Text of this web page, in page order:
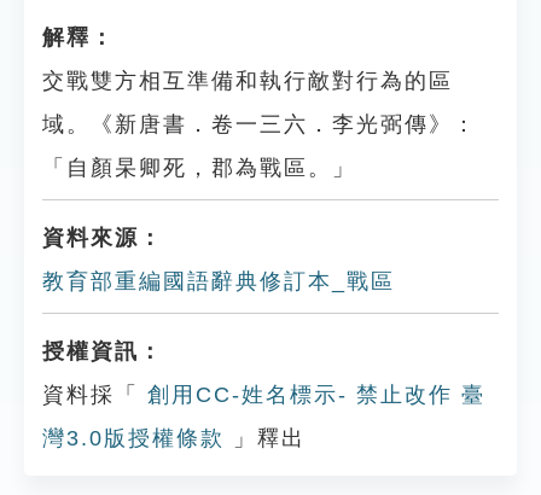
解釋：
交戰雙方相互準備和執行敵對行為的區
域。《新唐書．卷一三六．李光弼傳》：
「自顏杲卿死，郡為戰區。」
資料來源：
教育部重編國語辭典修訂本_戰區
授權資訊：
資料採「
創用CC-姓名標示- 禁止改作 臺
灣3.0版授權條款
」釋出